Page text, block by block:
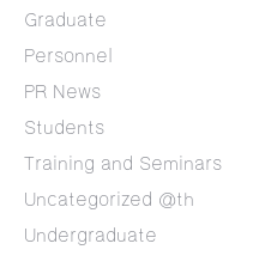
Graduate
Personnel
PR News
Students
Training and Seminars
Uncategorized @th
Undergraduate